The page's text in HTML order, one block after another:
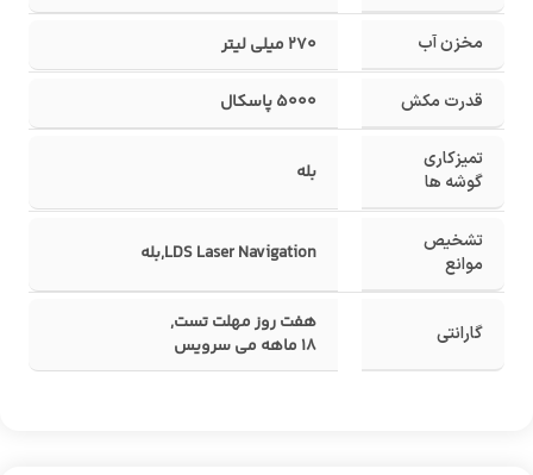
مخزن آب 270 میلی لیتر
قدرت مکش 5000 پاسکال
تمیزکاری
گوشه ها
بله
تشخیص
موانع
LDS Laser Navigation
,بله
گارانتی هفت روز مهلت تست,
18 ماهه می سرویس